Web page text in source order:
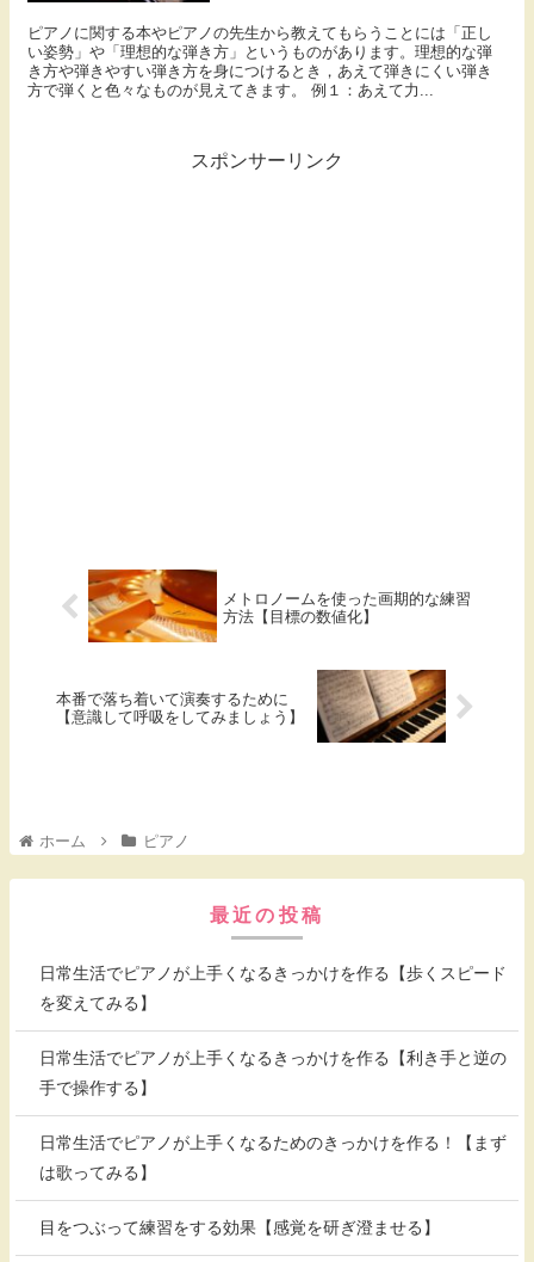
ピアノに関する本やピアノの先生から教えてもらうことには「正し
い姿勢」や「理想的な弾き方」というものがあります。理想的な弾
き方や弾きやすい弾き方を身につけるとき，あえて弾きにくい弾き
方で弾くと色々なものが見えてきます。 例１：あえて力...
スポンサーリンク
メトロノームを使った画期的な練習
方法【目標の数値化】
本番で落ち着いて演奏するために
【意識して呼吸をしてみましょう】
ホーム ピアノ
最近の投稿
日常生活でピアノが上手くなるきっかけを作る【歩くスピード
を変えてみる】
日常生活でピアノが上手くなるきっかけを作る【利き手と逆の
手で操作する】
日常生活でピアノが上手くなるためのきっかけを作る！【まず
は歌ってみる】
目をつぶって練習をする効果【感覚を研ぎ澄ませる】